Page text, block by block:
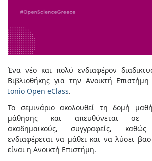
Ένα νέο και πολύ ενδιαφέρον
Βιβλιοθήκης για την Ανοικτή
Ionio Open eClass.
Το σεμινάριο ακολουθεί τη δομή
μάθησης και απευθύνεται σε
ακαδημαϊκούς, συγγραφείς,
ενδιαφέρεται να μάθει και να λύσει
είναι η Ανοικτή Επιστήμη.